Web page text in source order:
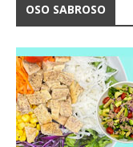
OSO SABROSO